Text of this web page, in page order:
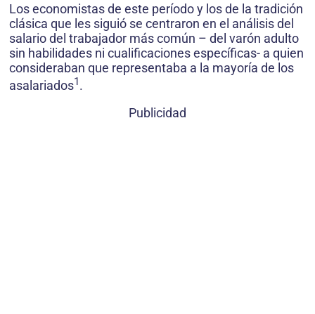
Los economistas de este período y los de la tradición
clásica que les siguió se centraron en el análisis del
salario del trabajador más común – del varón adulto
sin habilidades ni cualificaciones específicas- a quien
consideraban que representaba a la mayoría de los
asalariados1.
Publicidad